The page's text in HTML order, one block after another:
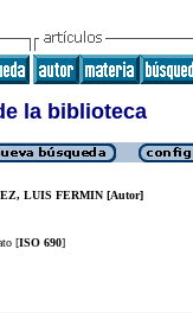
la biblioteca
LUIS FERMIN [Autor]
[ISO 690]